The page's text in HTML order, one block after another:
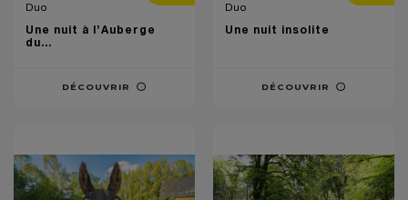
Duo
Une nuit à l’Auberge
du...
DÉCOUVRIR
Duo
Une nuit insolite
DÉCOUVRIR